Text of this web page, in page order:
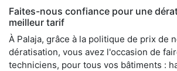
Faites-nous confiance pour une
meilleur tarif
À Palaja, grâce à la politique de prix de
dératisation, vous avez l'occasion de
techniciens, pour tous vos bâtiments :